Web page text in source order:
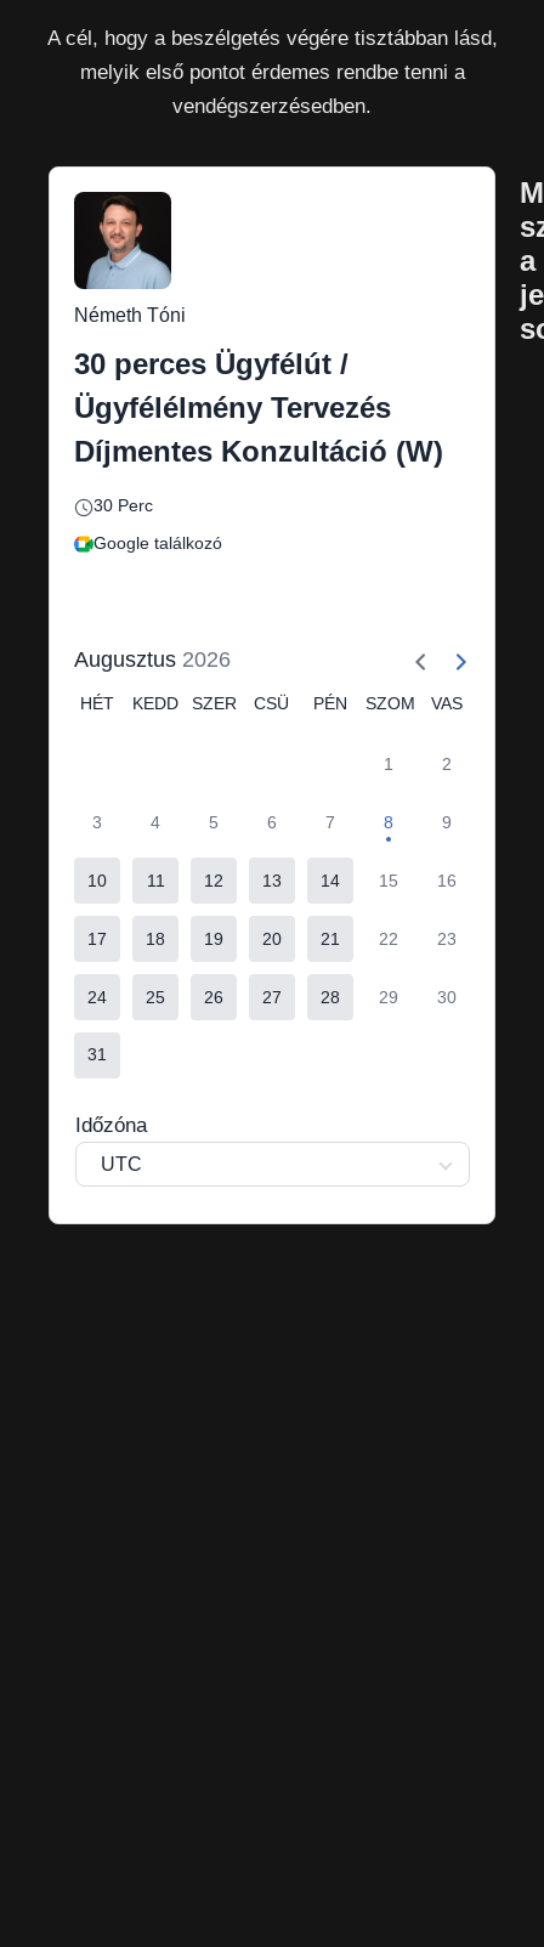
A cél, hogy a beszélgetés végére tisztábban lásd,
melyik első pontot érdemes rendbe tenni a
vendégszerzésedben.
Németh Tóni
30 perces Ügyfélút /
Ügyfélélmény Tervezés
Díjmentes Konzultáció (W)
30 Perc
Google találkozó
Augusztus 2026
HÉT KEDD SZER CSÜ PÉN SZOM VAS
1 2
3 4 5 6 7 8 9
10 11 12 13 14 15 16
17 18 19 20 21 22 23
24 25 26 27 28 29 30
31
Időzóna
UTC
a